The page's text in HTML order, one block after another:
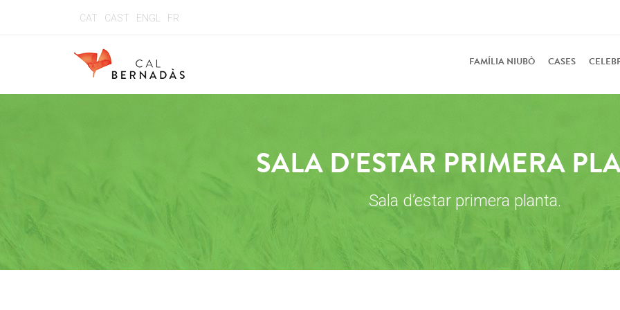
CAT CAST ENGL FR
FAMÍLIA NIUBÒ CASES
SALA D'ESTAR PRIMERA
Sala d’estar primera planta.